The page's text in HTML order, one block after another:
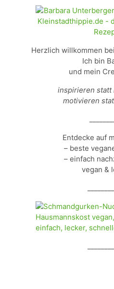
Herzlich willkommen
Ich bin
und mein
inspirieren statt
motivieren
Entdecke auf
– beste
– einfach
vegan &